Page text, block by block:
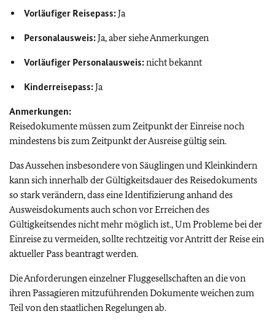
Vorläufiger Reisepass:Ja
Personalausweis:Ja, aber siehe Anmerkungen
Vorläufiger Personalausweis:nicht bekannt
Kinderreisepass:Ja
Anmerkungen:
Reisedokumente müssen zum Zeitpunkt der Einreise noch
mindestens bis zum Zeitpunkt der Ausreise gültig sein.
Das Aussehen insbesondere von Säuglingen und Kleinkindern
kann sich innerhalb der Gültigkeitsdauer des Reisedokuments
so stark verändern, dass eine Identifizierung anhand des
Ausweisdokuments auch schon vor Erreichen des
Gültigkeitsendes nicht mehr möglich ist., Um Probleme bei der
Einreise zu vermeiden, sollte rechtzeitig vor Antritt der Reise ein
aktueller Pass beantragt werden.
Die Anforderungen einzelner Fluggesellschaften an die von
ihren Passagieren mitzuführenden Dokumente weichen zum
Teil von den staatlichen Regelungen ab.